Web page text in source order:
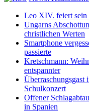
Leo XIV. feiert sein
Ungarns
christlichen Werten
Smartphone
passierte
Kretschmann:
entspannter
Schulkonzert
Offener
in Spanien